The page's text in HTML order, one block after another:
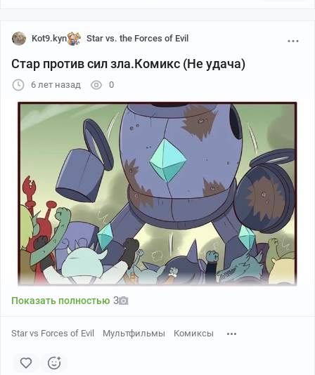
Kot9.kyn Star vs. the Forces of Evil
Стар против сил зла.Комикс (Не удача)
6 лет назад 0
Показать полностью 3
Star vs Forces of Evil Мультфильмы Комиксы